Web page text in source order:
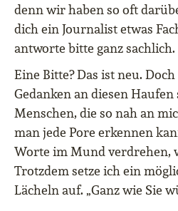
denn wir haben so oft
dich ein Journalist etwas
antworte bitte ganz sachlich.
Eine Bitte? Das ist neu.
Gedanken an diesen
Menschen, die so nah an
man jede Pore erkennen
Worte im Mund verdrehen,
Trotzdem setze ich ein
Lächeln auf. „Ganz wie Sie